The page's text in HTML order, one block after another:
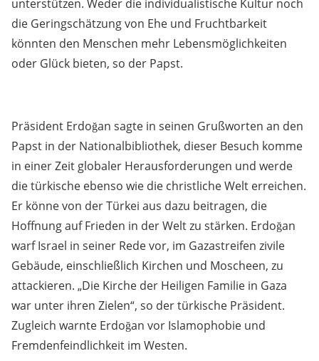
unterstützen. Weder die individualistische Kultur noch
die Geringschätzung von Ehe und Fruchtbarkeit
könnten den Menschen mehr Lebensmöglichkeiten
oder Glück bieten, so der Papst.
Präsident Erdoğan sagte in seinen Grußworten an den
Papst in der Nationalbibliothek, dieser Besuch komme
in einer Zeit globaler Herausforderungen und werde
die türkische ebenso wie die christliche Welt erreichen.
Er könne von der Türkei aus dazu beitragen, die
Hoffnung auf Frieden in der Welt zu stärken. Erdoğan
warf Israel in seiner Rede vor, im Gazastreifen zivile
Gebäude, einschließlich Kirchen und Moscheen, zu
attackieren. „Die Kirche der Heiligen Familie in Gaza
war unter ihren Zielen“, so der türkische Präsident.
Zugleich warnte Erdoğan vor Islamophobie und
Fremdenfeindlichkeit im Westen.